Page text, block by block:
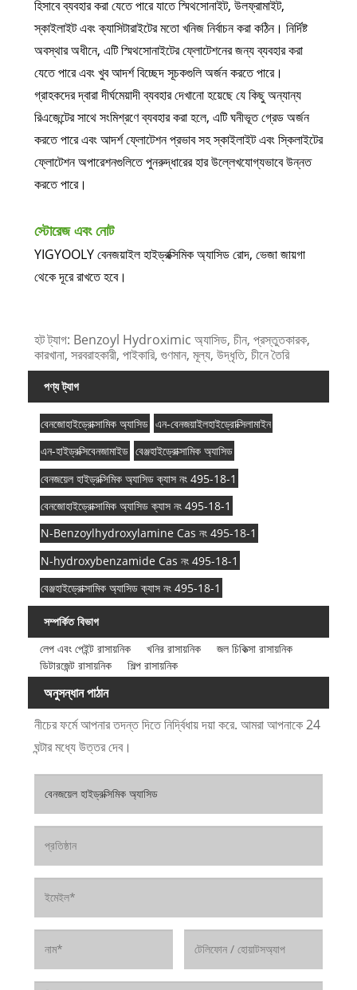
হিসাবে ব্যবহার করা যেতে পারে যাতে স্মিথসোনাইট, উলফ্রামাইট,
স্কাইলাইট এবং ক্যাসিটারাইটের মতো খনিজ নির্বাচন করা কঠিন। নির্দিষ্ট
অবস্থার অধীনে, এটি স্মিথসোনাইটের ফ্লোটেশনের জন্য ব্যবহার করা
যেতে পারে এবং খুব আদর্শ বিচ্ছেদ সূচকগুলি অর্জন করতে পারে।
গ্রাহকদের দ্বারা দীর্ঘমেয়াদী ব্যবহার দেখানো হয়েছে যে কিছু অন্যান্য
রিএজেন্টের সাথে সংমিশ্রণে ব্যবহার করা হলে, এটি ঘনীভূত গ্রেড অর্জন
করতে পারে এবং আদর্শ ফ্লোটেশন প্রভাব সহ স্কাইলাইট এবং স্কিলাইটের
ফ্লোটেশন অপারেশনগুলিতে পুনরুদ্ধারের হার উল্লেখযোগ্যভাবে উন্নত
করতে পারে।
স্টোরেজ এবং নোট
YIGYOOLY বেনজয়াইল হাইড্রক্সিমিক অ্যাসিড রোদ, ভেজা জায়গা
থেকে দূরে রাখতে হবে।
হট ট্যাগ: Benzoyl Hydroximic অ্যাসিড, চীন, প্রস্তুতকারক,
কারখানা, সরবরাহকারী, পাইকারি, গুণমান, মূল্য, উদ্ধৃতি, চীনে তৈরি
পণ্য ট্যাগ
বেনজোহাইড্রোক্সামিক অ্যাসিড এন-বেনজয়াইলহাইড্রোক্সিলামাইন
এন-হাইড্রক্সিবেনজামাইড বেঞ্জহাইড্রোক্সামিক অ্যাসিড
বেনজয়েল হাইড্রক্সিমিক অ্যাসিড ক্যাস নং 495-18-1
বেনজোহাইড্রোক্সামিক অ্যাসিড ক্যাস নং 495-18-1
N-Benzoylhydroxylamine Cas নং 495-18-1
N-hydroxybenzamide Cas নং 495-18-1
বেঞ্জহাইড্রোক্সামিক অ্যাসিড ক্যাস নং 495-18-1
সম্পর্কিত বিভাগ
লেপ এবং পেইন্ট রাসায়নিক
খনির রাসায়নিক
জল চিকিত্সা রাসায়নিক
ডিটারজেন্ট রাসায়নিক
শিল্প রাসায়নিক
অনুসন্ধান পাঠান
নীচের ফর্মে আপনার তদন্ত দিতে নির্দ্বিধায় দয়া করে. আমরা আপনাকে 24
ঘন্টার মধ্যে উত্তর দেব।